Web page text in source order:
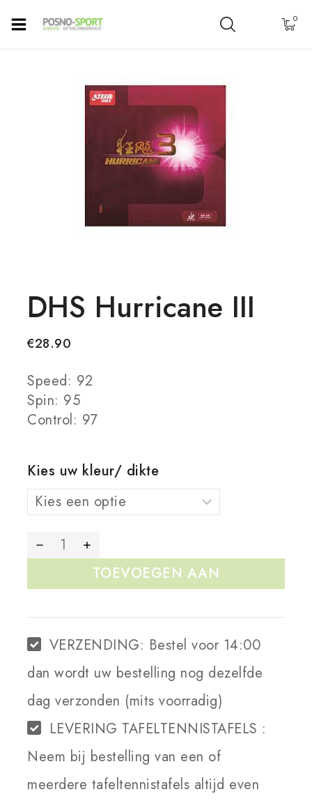
0
DHS Hurricane III
€28.90
Speed: 92
Spin: 95
Control: 97
Kies uw kleur/ dikte
TOEVOEGEN AAN
VERZENDING: Bestel voor 14:00
dan wordt uw bestelling nog dezelfde
dag verzonden (mits voorradig)
LEVERING TAFELTENNISTAFELS :
Neem bij bestelling van een of
meerdere tafeltennistafels altijd even